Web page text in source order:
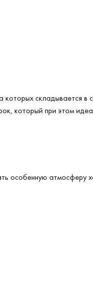
которых складывается в
который при этом
особенную атмосферу